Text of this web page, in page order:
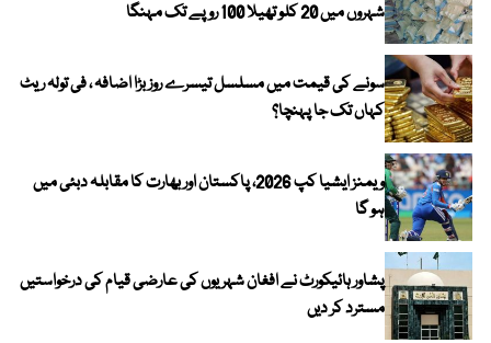
شہروں میں 20 کلو تھیلا 100 روپے تک مہنگا
سونے کی قیمت میں مسلسل تیسرے روز بڑا اضافہ ، فی تولہ ریٹ
کہاں تک جا پہنچا؟
ویمنز ایشیا کپ 2026، پاکستان اور بھارت کا مقابلہ دبئی میں
ہو گا
پشاور ہائیکورٹ نے افغان شہریوں کی عارضی قیام کی درخواستیں
مسترد کر دیں